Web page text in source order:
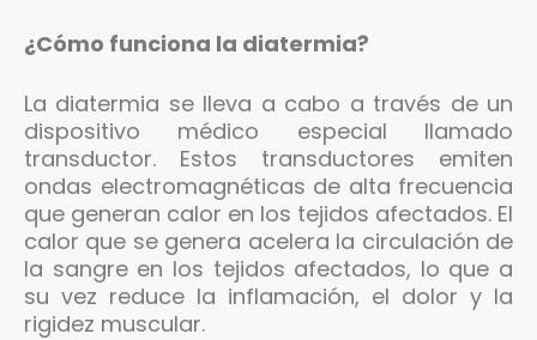
¿Cómo funciona la diatermia?
La diatermia se lleva a cabo a través de un
dispositivo médico especial llamado
transductor. Estos transductores emiten
ondas electromagnéticas de alta frecuencia
que generan calor en los tejidos afectados. El
calor que se genera acelera la circulación de
la sangre en los tejidos afectados, lo que a
su vez reduce la inflamación, el dolor y la
rigidez muscular.